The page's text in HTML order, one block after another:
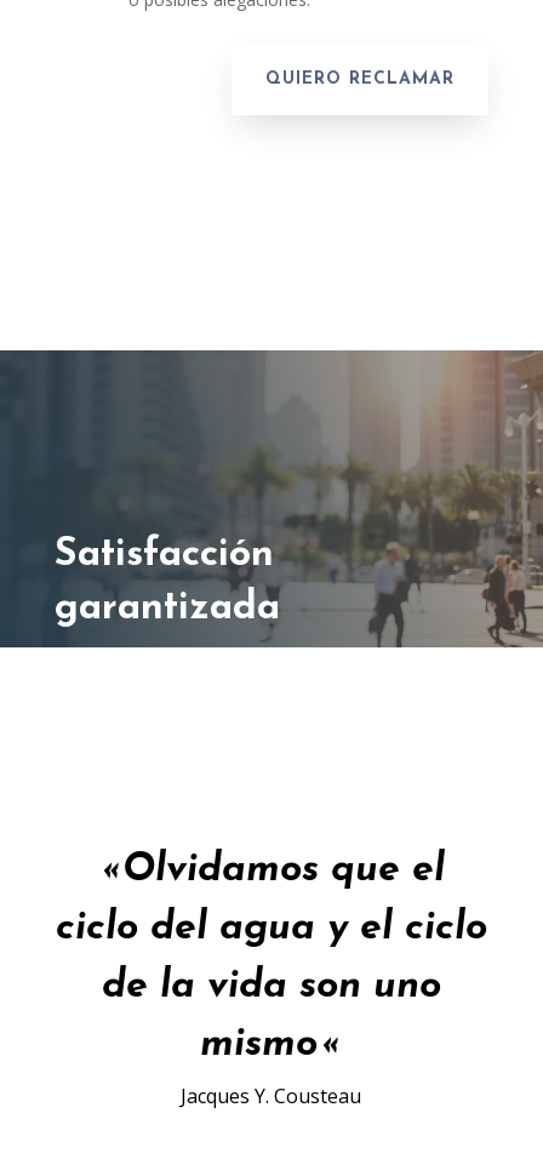
QUIERO RECLAMAR
Satisfacción
garantizada
«Olvidamos que el
ciclo del agua y el ciclo
de la vida son uno
mismo«
Jacques Y. Cousteau